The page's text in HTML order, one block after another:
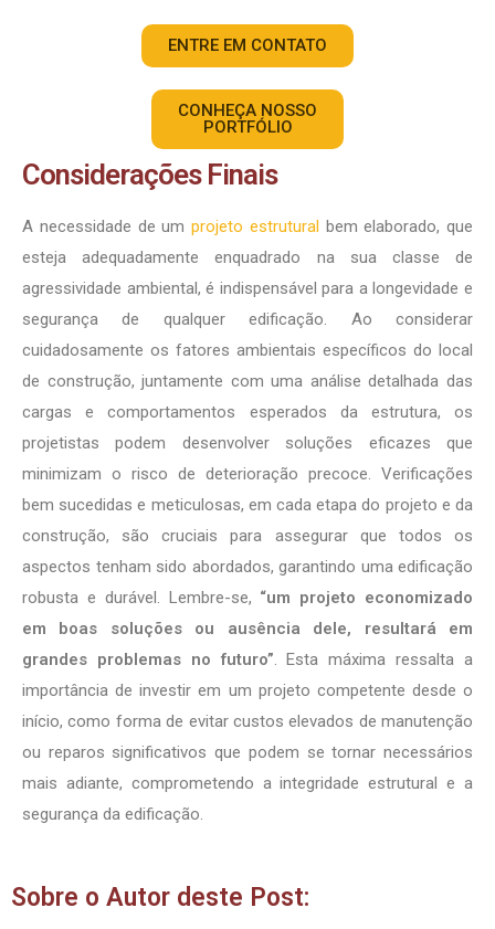
ENTRE EM CONTATO
CONHEÇA NOSSO
PORTFÓLIO
Considerações Finais
A necessidade de um projeto estrutural bem elaborado, que
esteja adequadamente enquadrado na sua classe de
agressividade ambiental, é indispensável para a longevidade e
segurança de qualquer edificação. Ao considerar
cuidadosamente os fatores ambientais específicos do local
de construção, juntamente com uma análise detalhada das
cargas e comportamentos esperados da estrutura, os
projetistas podem desenvolver soluções eficazes que
minimizam o risco de deterioração precoce. Verificações
bem sucedidas e meticulosas, em cada etapa do projeto e da
construção, são cruciais para assegurar que todos os
aspectos tenham sido abordados, garantindo uma edificação
robusta e durável. Lembre-se, “um projeto economizado
em boas soluções ou ausência dele, resultará em
grandes problemas no futuro”. Esta máxima ressalta a
importância de investir em um projeto competente desde o
início, como forma de evitar custos elevados de manutenção
ou reparos significativos que podem se tornar necessários
mais adiante, comprometendo a integridade estrutural e a
segurança da edificação.
Sobre o Autor deste Post: